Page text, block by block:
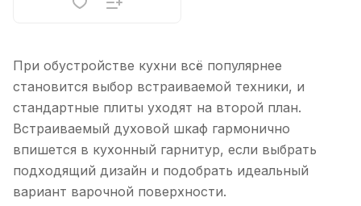
При обустройстве кухни всё популярнее
становится выбор встраиваемой техники, и
стандартные плиты уходят на второй план.
Встраиваемый духовой шкаф гармонично
впишется в кухонный гарнитур, если выбрать
подходящий дизайн и подобрать идеальный
вариант варочной поверхности.